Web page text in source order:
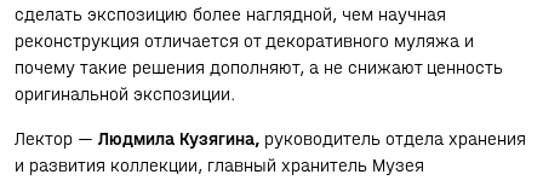
сделать экспозицию более наглядной, чем научная
реконструкция отличается от декоративного муляжа и
почему такие решения дополняют, а не снижают ценность
оригинальной экспозиции.
Лектор — Людмила Кузягина, руководитель отдела хранения
и развития коллекции, главный хранитель Музея